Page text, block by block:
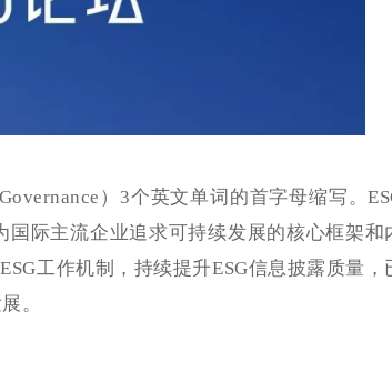
）3个英文单词的首字母缩写。
际主流企业追求可持续发展的核心框架和
工作机制，持续提升ESG信息披露质量，
。